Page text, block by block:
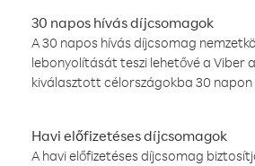
30 napos hívás díjcsomagok
A 30 napos hívás díjcsomag
lebonyolítását teszi lehetővé a Viber
kiválasztott célországokba 30
Havi előfizetéses díjcsomagok
A havi előfizetéses díjcsomag